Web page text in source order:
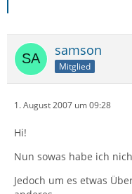
samson
Mitglied
1. August 2007 um 09:28
Hi!
Nun sowas habe ich
Jedoch um es etwas